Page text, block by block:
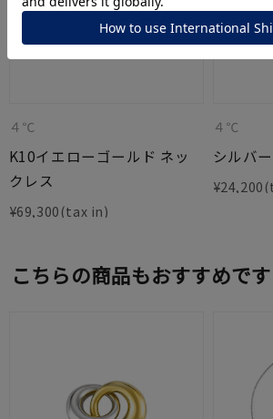
４℃
K10イエローゴールド ネッ
クレス
¥69,300
４℃
シルバ
¥24,200
こちらの商品もおすすめです